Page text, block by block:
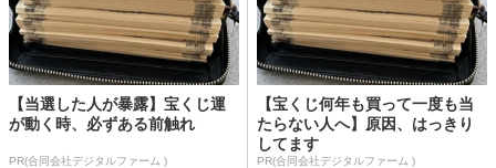
【当選した人が暴露】宝くじ運
が動く時、必ずある前触れ
PR(合同会社デジタルファーム )
【宝くじ何年も買って一度も当
たらない人へ】原因、はっきり
してます
PR(合同会社デジタルファーム )